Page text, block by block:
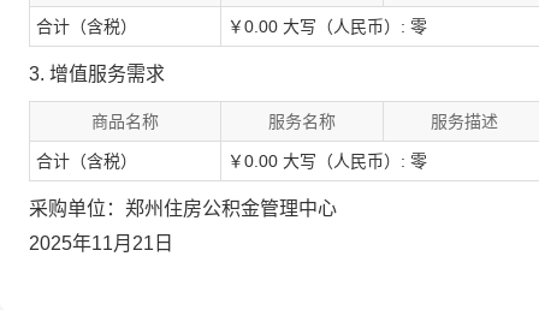
合计（含税） ￥0.00 大写（人民币）: 零
3. 增值服务需求
商品名称 服务名称 服务描述
合计（含税） ￥0.00 大写（人民币）: 零
采购单位：郑州住房公积金管理中心
2025年11月21日